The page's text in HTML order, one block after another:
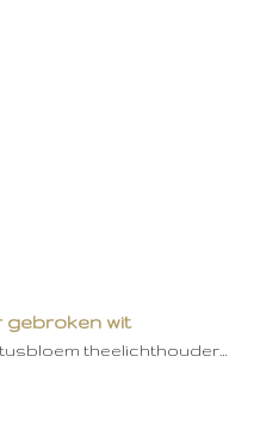
gebroken wit
theelichthouder…